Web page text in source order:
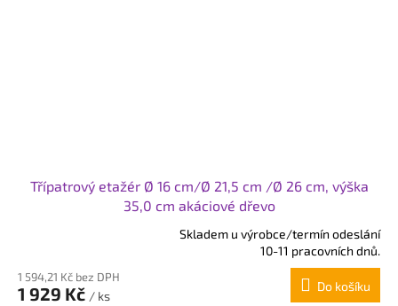
Třípatrový etažér Ø 16 cm/Ø 21,5 cm /Ø 26 cm, výška
35,0 cm akáciové dřevo
produktu
je
Skladem u výrobce/termín odeslání
10-11 pracovních dnů.
1 594,21 Kč bez DPH
1 929 Kč / ks
Do košíku